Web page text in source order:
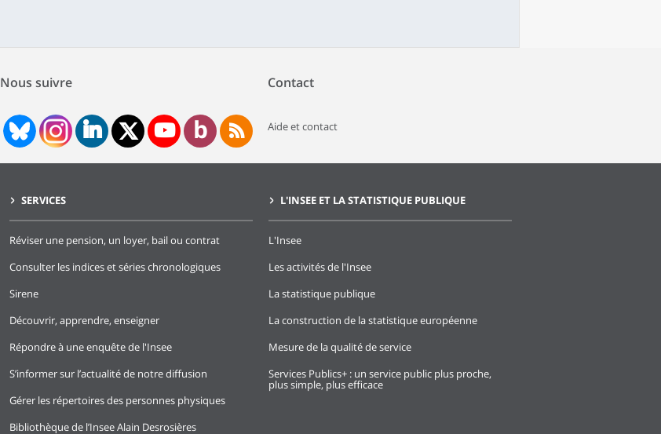
Nous suivre Contact
Aide et contact
SERVICES
Réviser une pension, un loyer, bail ou contrat
Consulter les indices et séries chronologiques
Sirene
Découvrir, apprendre, enseigner
Répondre à une enquête de l'Insee
S’informer sur l’actualité de notre diffusion
Gérer les répertoires des personnes physiques
Bibliothèque de l’Insee Alain Desrosières
L'INSEE ET LA STATISTIQUE PUBLIQUE
L'Insee
Les activités de l'Insee
La statistique publique
La construction de la statistique européenne
Mesure de la qualité de service
Services Publics+ : un service public plus proche,
plus simple, plus efficace